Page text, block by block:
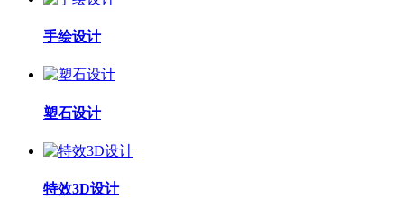
手绘设计
塑石设计
特效3D设计